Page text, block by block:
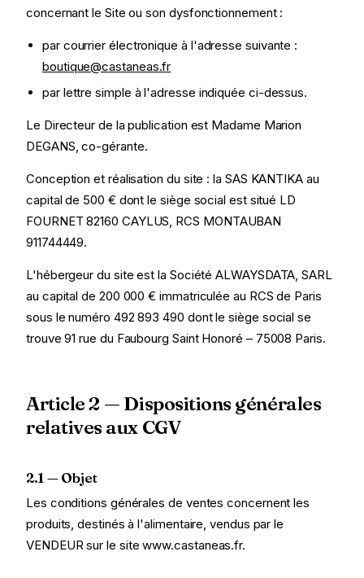
concernant le Site ou son dysfonctionnement :
par courrier électronique à l'adresse suivante :
boutique@castaneas.fr
par lettre simple à l'adresse indiquée ci-dessus.
Le Directeur de la publication est Madame Marion
DEGANS, co-gérante.
Conception et réalisation du site : la SAS KANTIKA au
capital de 500 € dont le siège social est situé LD
FOURNET 82160 CAYLUS, RCS MONTAUBAN
911744449.
L'hébergeur du site est la Société ALWAYSDATA, SARL
au capital de 200 000 € immatriculée au RCS de Paris
sous le numéro 492 893 490 dont le siège social se
trouve 91 rue du Faubourg Saint Honoré – 75008 Paris.
Article 2 — Dispositions générales
relatives aux CGV
2.1 — Objet
Les conditions générales de ventes concernent les
produits, destinés à l'alimentaire, vendus par le
VENDEUR sur le site www.castaneas.fr.